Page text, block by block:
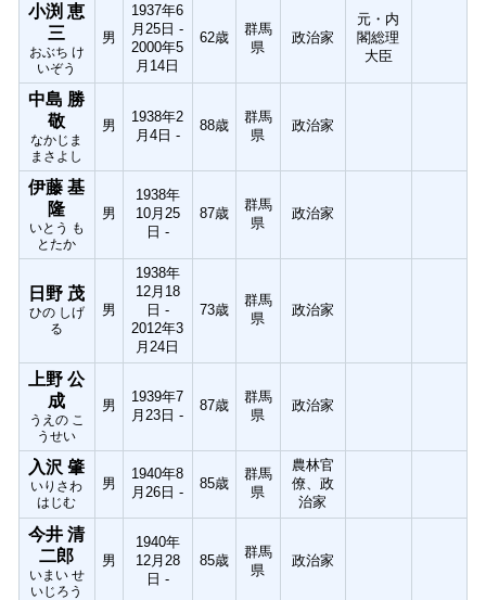
小渕 恵
三
おぶち け
いぞう
男
1937年6
月25日 -
2000年5
月14日
62歳
群馬
県
政治家
元・内
閣総理
大臣
中島 勝
敬
なかじま
まさよし
男
1938年2
月4日 -
88歳
群馬
県
政治家
伊藤 基
隆
いとう も
とたか
男
1938年
10月25
日 -
87歳
群馬
県
政治家
日野 茂
ひの しげ
る
男
1938年
12月18
日 -
2012年3
月24日
73歳
群馬
県
政治家
上野 公
成
うえの こ
うせい
男
1939年7
月23日 -
87歳
群馬
県
政治家
入沢 肇
いりさわ
はじむ
男
1940年8
月26日 -
85歳
群馬
県
農林官
僚、政
治家
今井 清
二郎
いまい せ
いじろう
男
1940年
12月28
日 -
85歳
群馬
県
政治家